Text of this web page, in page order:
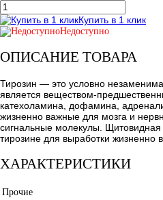
Купить в 1 клик
Недоступно
ОПИСАНИЕ ТОВАРА
Тирозин — это условно
является веществом-
катехоламина, дофамина,
жизненно важные для мозга и
сигнальные молекулы. Щитовидная
тирозине для выработки жизненно
ХАРАКТЕРИСТИКИ
Прочие